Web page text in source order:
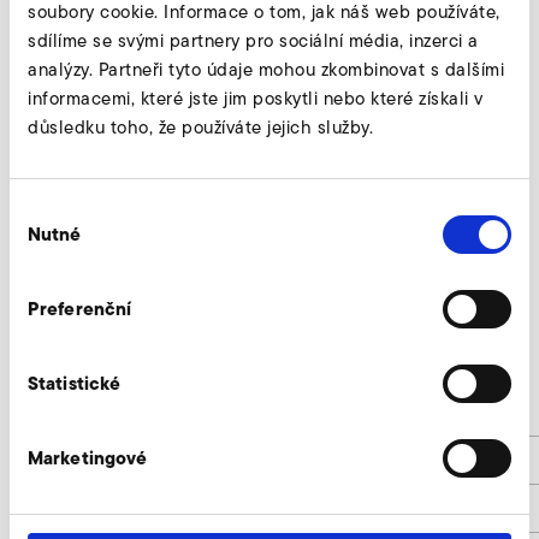
soubory cookie. Informace o tom, jak náš web používáte,
sdílíme se svými partnery pro sociální média, inzerci a
analýzy. Partneři tyto údaje mohou zkombinovat s dalšími
informacemi, které jste jim poskytli nebo které získali v
důsledku toho, že používáte jejich služby.
souhlasu
Nutné
Preferenční
Statistické
Marketingové
SD 740 50 Hz
d
d1
110